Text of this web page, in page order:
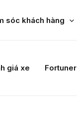
sóc khách hàng
giá xe Fortuner